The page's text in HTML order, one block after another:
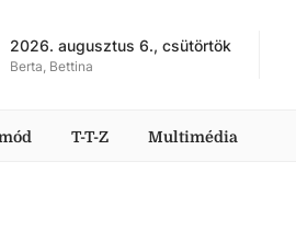
2026. augusztus 6., csütörtök
Berta, Bettina
T-T-Z Multimédia